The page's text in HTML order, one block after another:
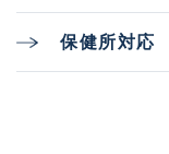
保健所対応